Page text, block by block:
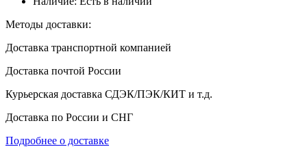
Методы доставки:
Доставка транспортной компанией
Доставка почтой России
Курьерская доставка СДЭК/ПЭК/КИТ и т.д.
Доставка по России и СНГ
Подробнее о доставке